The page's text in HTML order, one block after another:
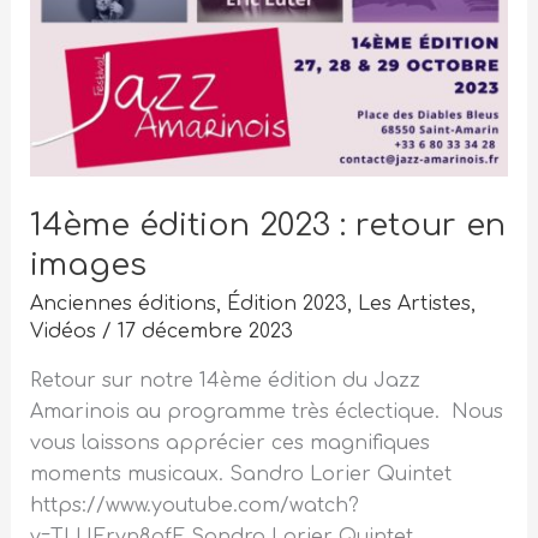
14ème édition 2023 : retour en
images
Anciennes éditions, Édition 2023, Les Artistes,
Vidéos / 17 décembre 2023
Retour sur notre 14ème édition du Jazz
Amarinois au programme très éclectique. Nous
vous laissons apprécier ces magnifiques
moments musicaux. Sandro Lorier Quintet
https://www.youtube.com/watch?